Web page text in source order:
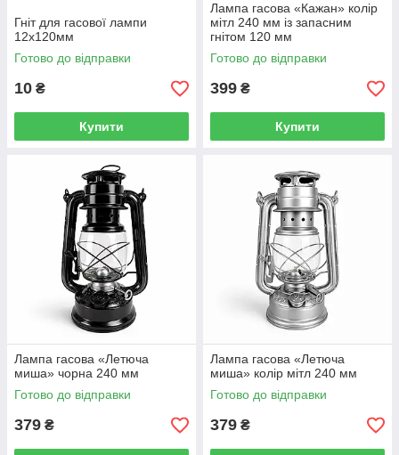
Гніт для гасової лампи
12х120мм
Готово до відправки
10 ₴
Купити
Лампа гасова «Кажан» колір
мітл 240 мм із запасним
гнітом 120 мм
Готово до відправки
399 ₴
Купити
Лампа гасова «Летюча
миша» чорна 240 мм
Готово до відправки
379 ₴
Лампа гасова «Летюча
миша» колір мітл 240 мм
Готово до відправки
379 ₴